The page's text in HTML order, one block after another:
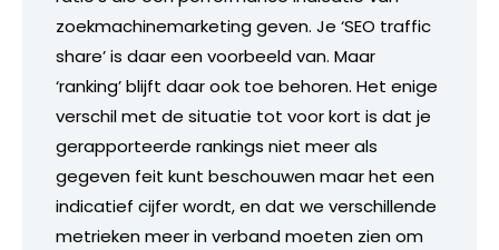
zoekmachinemarketing geven. Je ‘SEO traffic
share’ is daar een voorbeeld van. Maar
‘ranking’ blijft daar ook toe behoren. Het enige
verschil met de situatie tot voor kort is dat je
gerapporteerde rankings niet meer als
gegeven feit kunt beschouwen maar het een
indicatief cijfer wordt, en dat we verschillende
metrieken meer in verband moeten zien om